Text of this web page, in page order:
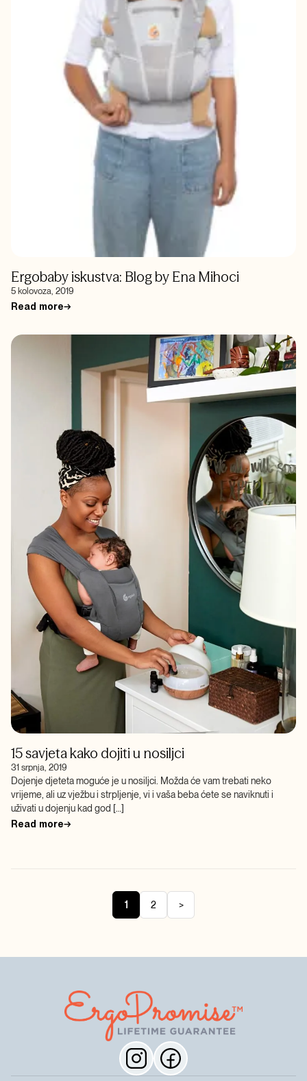
Ergobaby iskustva: Blog by Ena Mihoci
5 kolovoza, 2019
Read more→
15 savjeta kako dojiti u nosiljci
31 srpnja, 2019
Dojenje djeteta moguće je u nosiljci. Možda će vam trebati neko
vrijeme, ali uz vježbu i strpljenje, vi i vaša beba ćete se naviknuti i
uživati u dojenju kad god […]
Read more→
1 2 >